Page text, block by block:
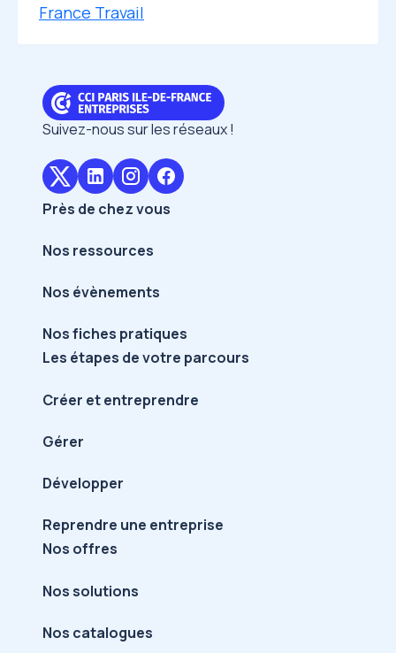
France Travail
Suivez-nous sur les réseaux !
Près de chez vous
Nos ressources
Nos évènements
Nos fiches pratiques
Les étapes de votre parcours
Créer et entreprendre
Gérer
Développer
Reprendre une entreprise
Nos offres
Nos solutions
Nos catalogues